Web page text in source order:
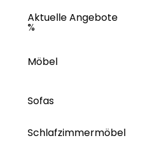
Aktuelle Angebote
%
Möbel
Sofas
Schlafzimmermöbel